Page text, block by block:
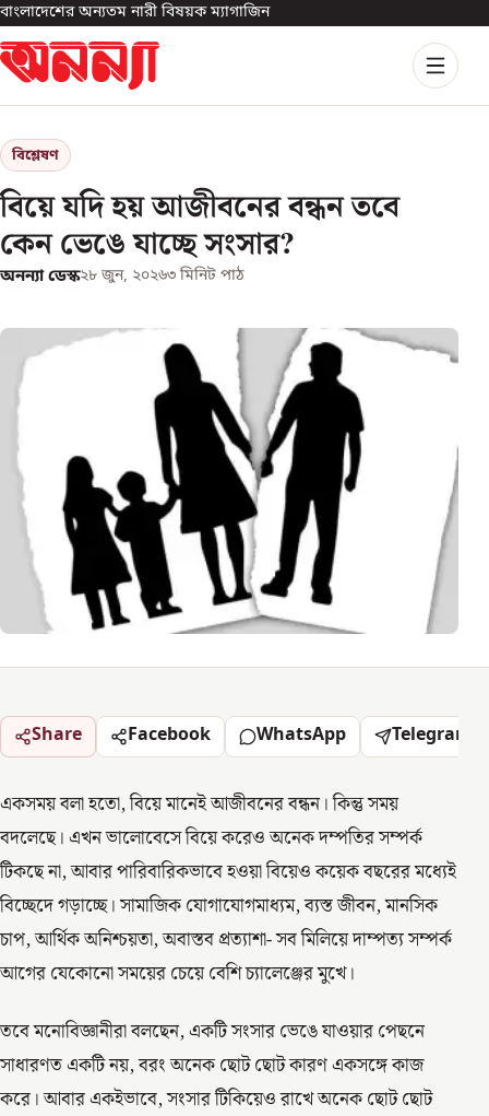
বাংলাদেশের অন্যতম নারী বিষয়ক ম্যাগাজিন
বিশ্লেষণ
বিয়ে যদি হয় আজীবনের বন্ধন তবে
কেন ভেঙে যাচ্ছে সংসার?
অনন্যা ডেস্ক২৮ জুন, ২০২৬৩ মিনিট পাঠ
Share Facebook WhatsApp Telegram
একসময় বলা হতো, বিয়ে মানেই আজীবনের বন্ধন। কিন্তু সময়
বদলেছে। এখন ভালোবেসে বিয়ে করেও অনেক দম্পতির সম্পর্ক
টিকছে না, আবার পারিবারিকভাবে হওয়া বিয়েও কয়েক বছরের মধ্যেই
বিচ্ছেদে গড়াচ্ছে। সামাজিক যোগাযোগমাধ্যম, ব্যস্ত জীবন, মানসিক
চাপ, আর্থিক অনিশ্চয়তা, অবাস্তব প্রত্যাশা- সব মিলিয়ে দাম্পত্য সম্পর্ক
আগের যেকোনো সময়ের চেয়ে বেশি চ্যালেঞ্জের মুখে।
তবে মনোবিজ্ঞানীরা বলছেন, একটি সংসার ভেঙে যাওয়ার পেছনে
সাধারণত একটি নয়, বরং অনেক ছোট ছোট কারণ একসঙ্গে কাজ
করে। আবার একইভাবে, সংসার টিকিয়েও রাখে অনেক ছোট ছোট